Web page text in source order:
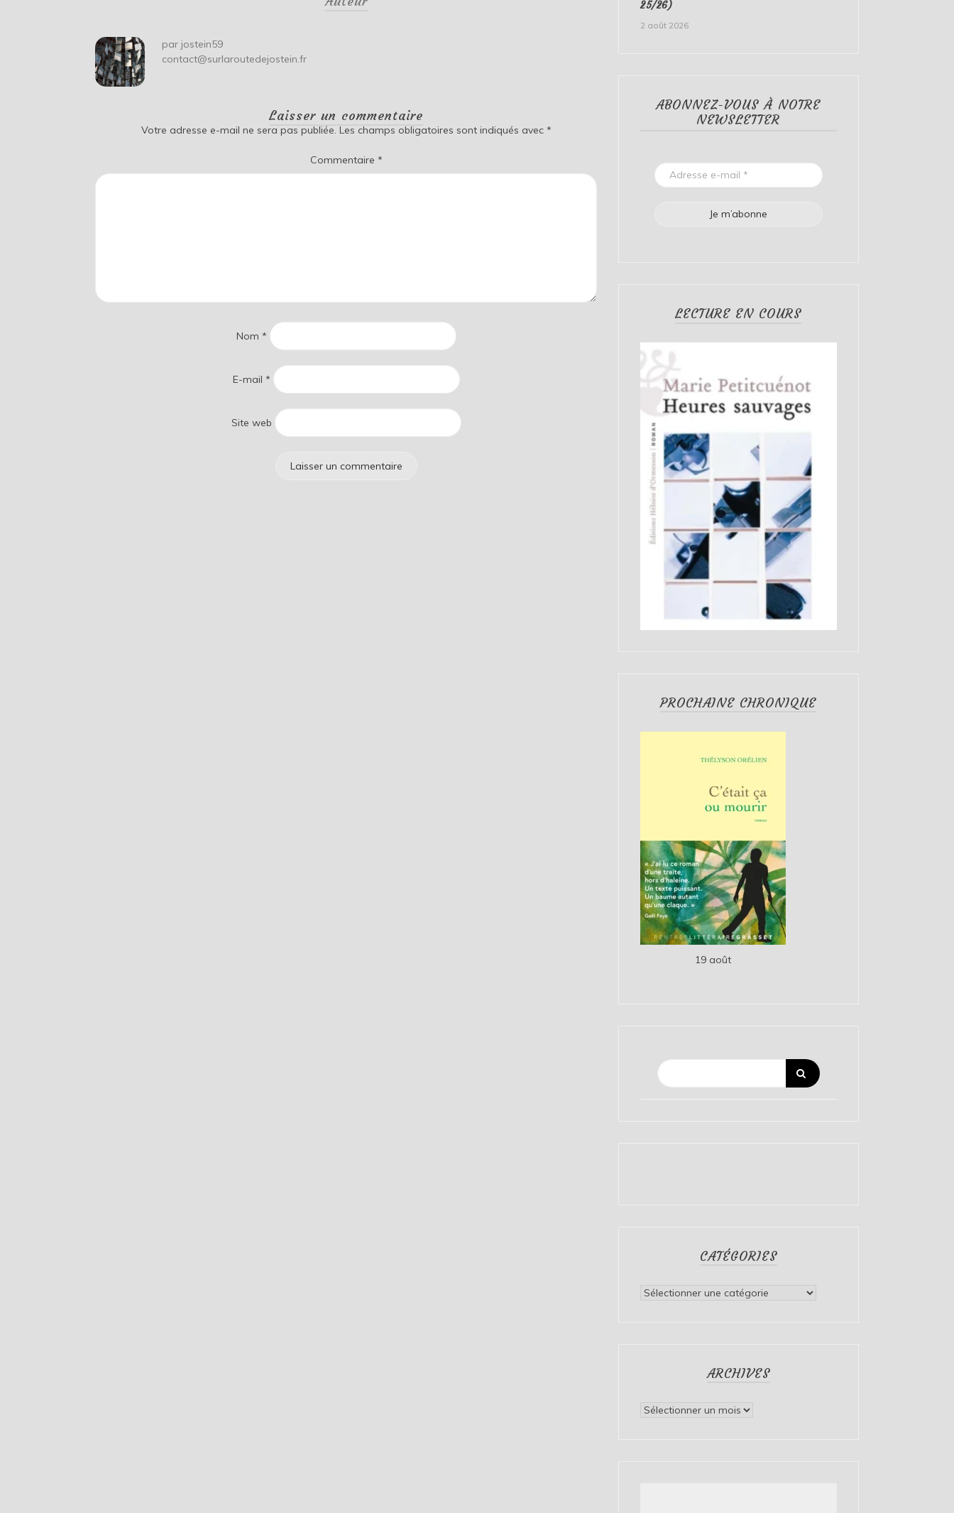
par jostein59
contact@surlaroutedejostein.fr
Laisser un commentaire
Votre adresse e-mail ne sera pas publiée. Les champs obligatoires sont indiqués avec *
Commentaire *
Nom *
E-mail *
Site web
25/26)
2 août 2026
ABONNEZ-VOUS À NOTRE
NEWSLETTER
LECTURE EN COURS
PROCHAINE CHRONIQUE
19 août
CATÉGORIES
Catégories
ARCHIVES
Archives